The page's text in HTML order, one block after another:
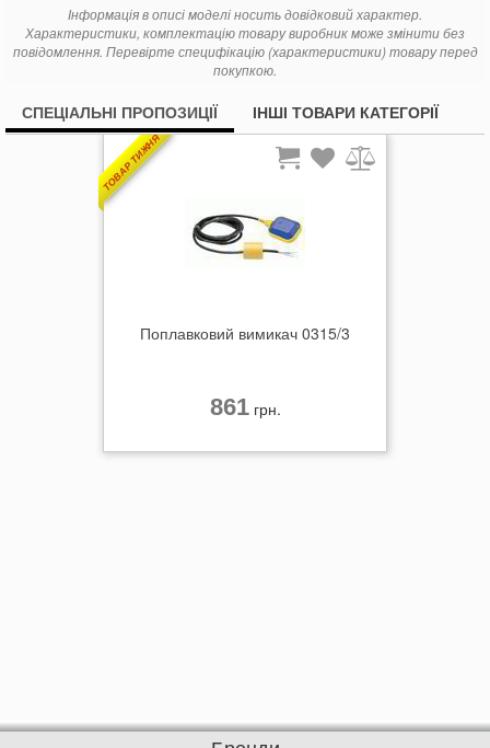
Інформація в описі моделі носить довідковий характер.
Характеристики, комплектацію товару виробник може змінити без
повідомлення. Перевірте специфікацію (характеристики) товару перед
покупкою.
СПЕЦІАЛЬНІ ПРОПОЗИЦІЇ ІНШІ ТОВАРИ КАТЕГОРІЇ
ТОВАР ТИЖНЯ
Поплавковий вимикач 0315/3
861грн.